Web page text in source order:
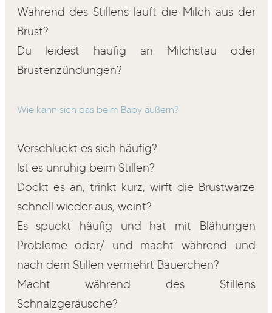
Während des Stillens läuft die Milch aus der
Brust?
Du leidest häufig an Milchstau oder
Brustenzündungen?
Wie kann sich das beim Baby äußern?
Verschluckt es sich häufig?
Ist es unruhig beim Stillen?
Dockt es an, trinkt kurz, wirft die Brustwarze
schnell wieder aus, weint?
Es spuckt häufig und hat mit Blähungen
Probleme oder/ und macht während und
nach dem Stillen vermehrt Bäuerchen?
Macht während des Stillens
Schnalzgeräusche?